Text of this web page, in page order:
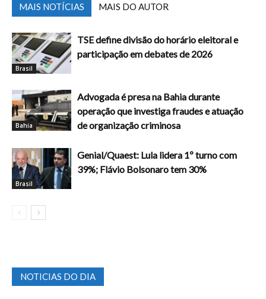
MAIS NOTÍCIAS MAIS DO AUTOR
Brasil
TSE define divisão do horário eleitoral e
participação em debates de 2026
Bahia
Advogada é presa na Bahia durante
operação que investiga fraudes e atuação
de organização criminosa
Brasil
Genial/Quaest: Lula lidera 1º turno com
39%; Flávio Bolsonaro tem 30%
NOTICIAS DO DIA